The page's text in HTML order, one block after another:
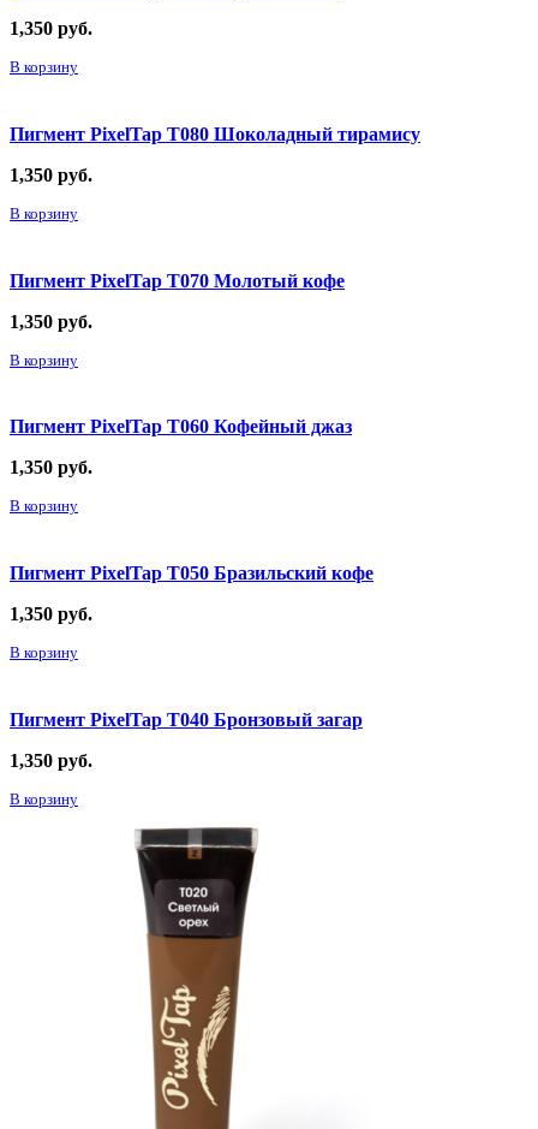
1,350 руб.
В корзину
Пигмент PixelTap Т080 Шоколадный тирамису
1,350 руб.
В корзину
Пигмент PixelTap Т070 Молотый кофе
1,350 руб.
В корзину
Пигмент PixelTap Т060 Кофейный джаз
1,350 руб.
В корзину
Пигмент PixelTap Т050 Бразильский кофе
1,350 руб.
В корзину
Пигмент PixelTap Т040 Бронзовый загар
1,350 руб.
В корзину